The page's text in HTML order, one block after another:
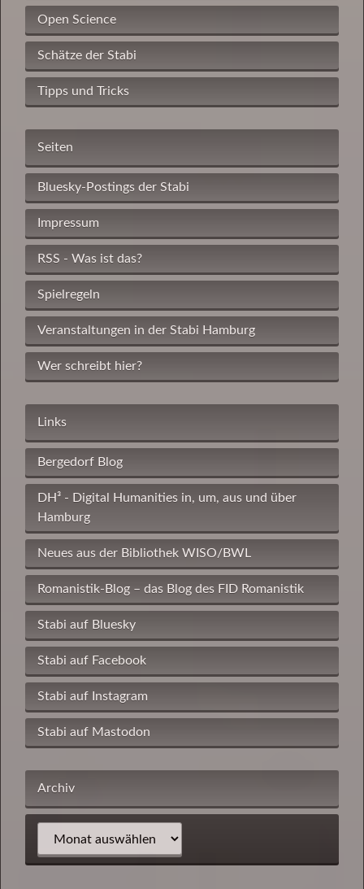
Open Science
Schätze der Stabi
Tipps und Tricks
Seiten
Bluesky-Postings der Stabi
Impressum
RSS - Was ist das?
Spielregeln
Veranstaltungen in der Stabi Hamburg
Wer schreibt hier?
Links
Bergedorf Blog
DH³ - Digital Humanities in, um, aus und über
Hamburg
Neues aus der Bibliothek WISO/BWL
Romanistik-Blog – das Blog des FID Romanistik
Stabi auf Bluesky
Stabi auf Facebook
Stabi auf Instagram
Stabi auf Mastodon
Archiv